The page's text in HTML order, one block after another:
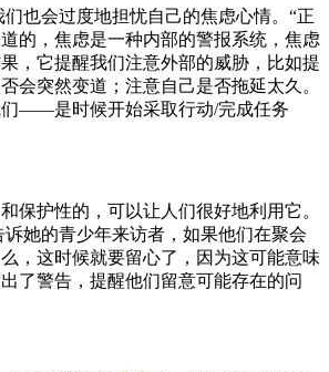
们也会过度地担忧自己的焦虑心情。“正
的，焦虑是一种内部的警报系统，焦虑
，它提醒我们注意外部的威胁，比如提
会突然变道；注意自己是否拖延太久。
——是时候开始采取行动/完成任务
保护性的，可以让人们很好地利用它。
诉她的青少年来访者，如果他们在聚会
，这时候就要留心了，因为这可能意味
了警告，提醒他们留意可能存在的问